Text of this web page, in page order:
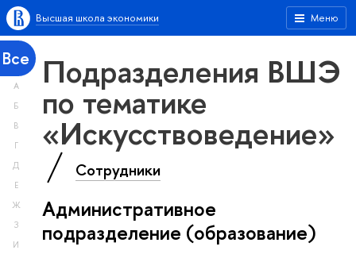
Меню
Высшая школа экономики
Все
А
Б
В
Г
Д
Е
Ж
З
И
Подразделения ВШЭ
по тематике
«Искусствоведение»
Сотрудники
Административное
подразделение (образование)